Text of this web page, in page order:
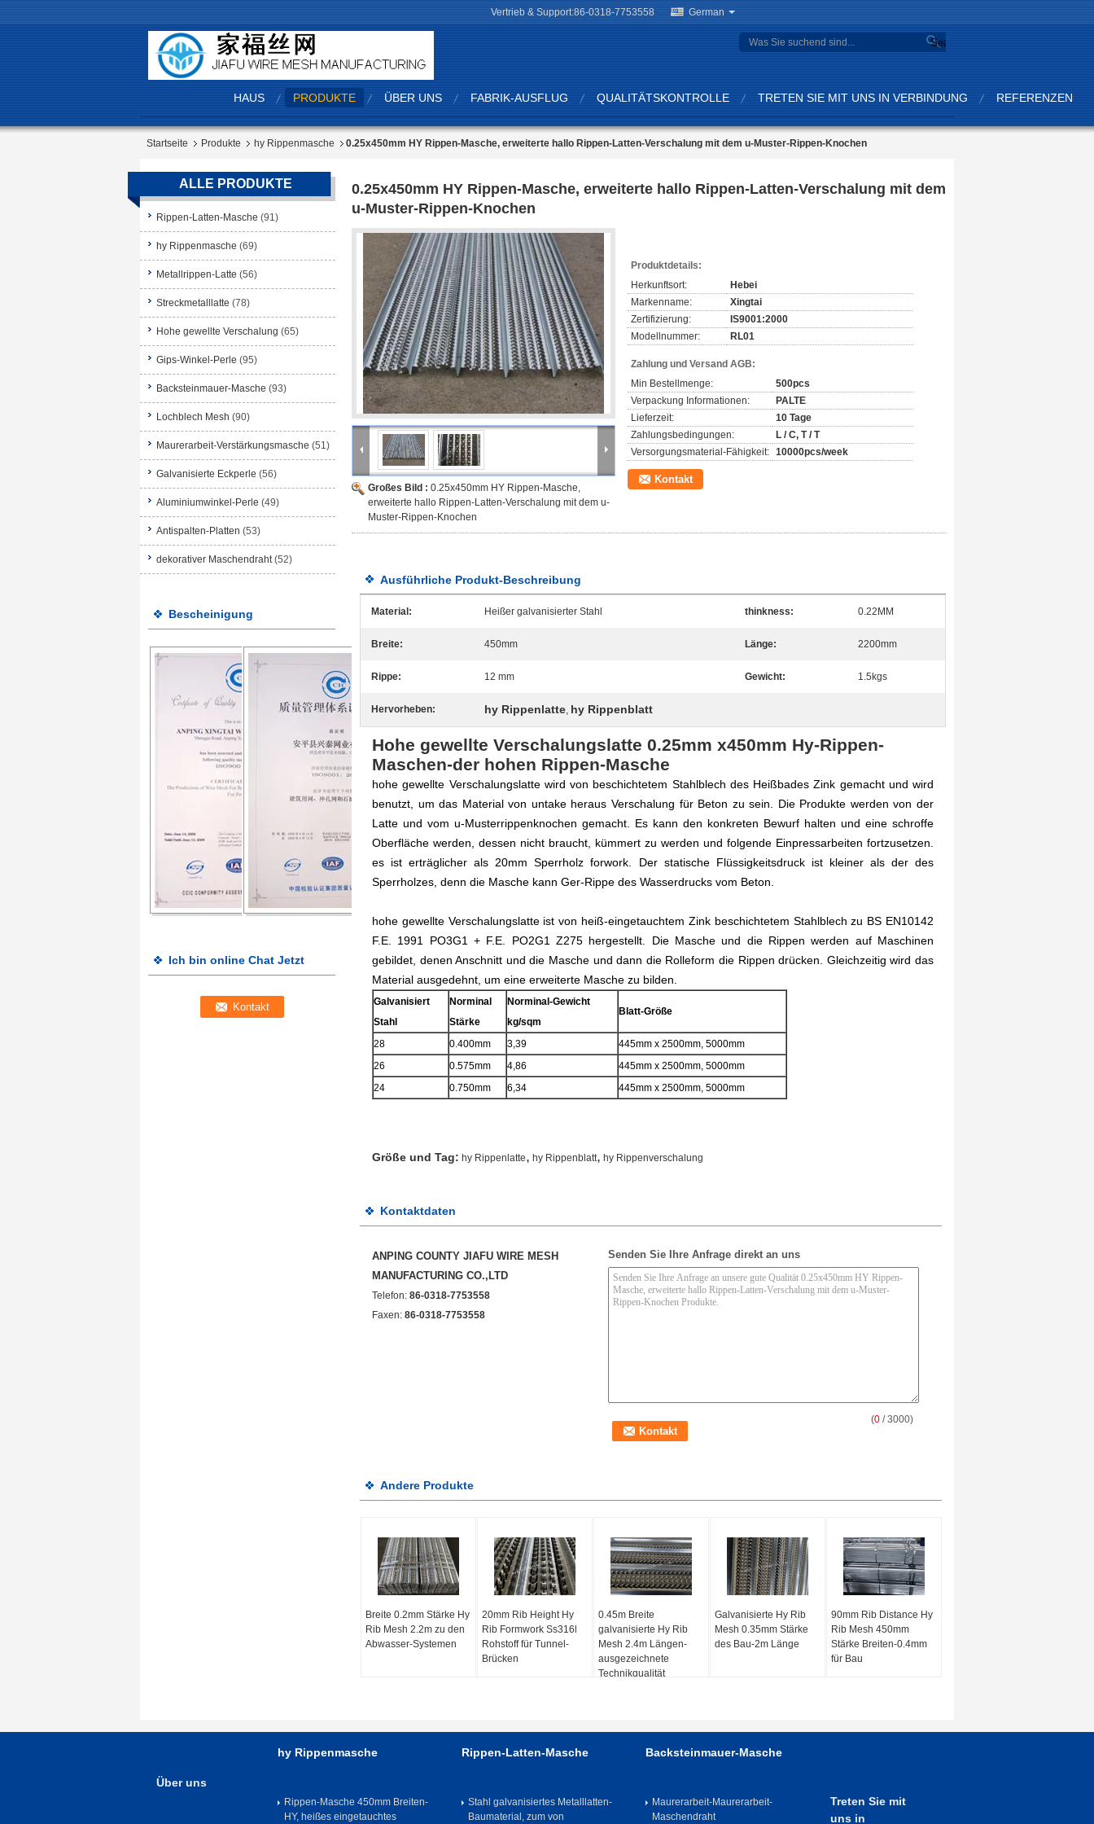
Vertrieb & Support:86-0318-7753558 German
Search
HAUS PRODUKTE ÜBER UNS FABRIK-AUSFLUG QUALITÄTSKONTROLLE TRETEN SIE MIT UNS IN VERBINDUNG REFERENZEN
Startseite Produkte hy Rippenmasche 0.25x450mm HY Rippen-Masche, erweiterte hallo Rippen-Latten-Verschalung mit dem u-Muster-Rippen-Knochen
ALLE PRODUKTE
Rippen-Latten-Masche (91)
hy Rippenmasche (69)
Metallrippen-Latte (56)
Streckmetalllatte (78)
Hohe gewellte Verschalung (65)
Gips-Winkel-Perle (95)
Backsteinmauer-Masche (93)
Lochblech Mesh (90)
Maurerarbeit-Verstärkungsmasche (51)
Galvanisierte Eckperle (56)
Aluminiumwinkel-Perle (49)
Antispalten-Platten (53)
dekorativer Maschendraht (52)
Bescheinigung
Ich bin online Chat Jetzt
0.25x450mm HY Rippen-Masche, erweiterte hallo Rippen-Latten-Verschalung mit dem
u-Muster-Rippen-Knochen
Großes Bild : 0.25x450mm HY Rippen-Masche,
erweiterte hallo Rippen-Latten-Verschalung mit dem u-
Muster-Rippen-Knochen
Produktdetails:
Herkunftsort:
Hebei
Markenname:
Xingtai
Zertifizierung:
IS9001:2000
Modellnummer:
RL01
Zahlung und Versand AGB:
Min Bestellmenge:
500pcs
Verpackung Informationen:
PALTE
Lieferzeit:
10 Tage
Zahlungsbedingungen:
L / C, T / T
Versorgungsmaterial-Fähigkeit: 10000pcs/week
Kontakt
Ausführliche Produkt-Beschreibung
Material: Heißer galvanisierter Stahl thinkness: 0.22MM
Breite: 450mm Länge: 2200mm
Rippe: 12 mm Gewicht: 1.5kgs
Hervorheben: hy Rippenlatte, hy Rippenblatt
Hohe gewellte Verschalungslatte 0.25mm x450mm Hy-Rippen-
Maschen-der hohen Rippen-Masche
hohe gewellte Verschalungslatte wird von beschichtetem Stahlblech des Heißbades Zink gemacht und wird
benutzt, um das Material von untake heraus Verschalung für Beton zu sein. Die Produkte werden von der
Latte und vom u-Musterrippenknochen gemacht. Es kann den konkreten Bewurf halten und eine schroffe
Oberfläche werden, dessen nicht braucht, kümmert zu werden und folgende Einpressarbeiten fortzusetzen.
es ist erträglicher als 20mm Sperrholz forwork. Der statische Flüssigkeitsdruck ist kleiner als der des
Sperrholzes, denn die Masche kann Ger-Rippe des Wasserdrucks vom Beton.
hohe gewellte Verschalungslatte ist von heiß-eingetauchtem Zink beschichtetem Stahlblech zu BS EN10142
F.E. 1991 PO3G1 + F.E. PO2G1 Z275 hergestellt. Die Masche und die Rippen werden auf Maschinen
gebildet, denen Anschnitt und die Masche und dann die Rolleform die Rippen drücken. Gleichzeitig wird das
Material ausgedehnt, um eine erweiterte Masche zu bilden.
Galvanisiert
Stahl
Norminal
Stärke
Norminal-Gewicht
kg/sqm
Blatt-Größe
28 0.400mm 3,39 445mm x 2500mm, 5000mm
26 0.575mm 4,86 445mm x 2500mm, 5000mm
24 0.750mm 6,34 445mm x 2500mm, 5000mm
Größe und Tag: hy Rippenlatte, hy Rippenblatt, hy Rippenverschalung
Kontaktdaten
ANPING COUNTY JIAFU WIRE MESH
MANUFACTURING CO.,LTD
Telefon: 86-0318-7753558
Faxen: 86-0318-7753558
Senden Sie Ihre Anfrage direkt an uns
(0 / 3000)
Andere Produkte
Breite 0.2mm Stärke Hy
Rib Mesh 2.2m zu den
Abwasser-Systemen
20mm Rib Height Hy
Rib Formwork Ss316l
Rohstoff für Tunnel-
Brücken
0.45m Breite
galvanisierte Hy Rib
Mesh 2.4m Längen-
ausgezeichnete
Technikqualität
Galvanisierte Hy Rib
Mesh 0.35mm Stärke
des Bau-2m Länge
90mm Rib Distance Hy
Rib Mesh 450mm
Stärke Breiten-0.4mm
für Bau
Über uns
hy Rippenmasche
Rippen-Masche 450mm Breiten-
HY, heißes eingetauchtes
Rippen-Latten-Masche
Stahl galvanisiertes Metalllatten-
Baumaterial, zum von
Backsteinmauer-Masche
Maurerarbeit-Maurerarbeit-
Maschendraht
Treten Sie mit
uns in